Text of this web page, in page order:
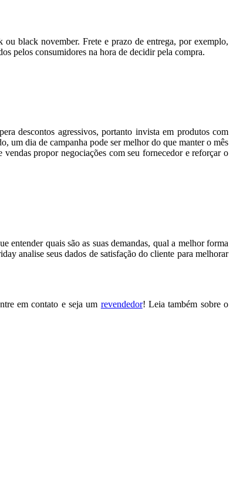
black november. Frete e prazo de entrega, por exemplo,
pelos consumidores na hora de decidir pela compra.
descontos agressivos, portanto invista em produtos com
um dia de campanha pode ser melhor do que manter o mês
propor negociações com seu fornecedor e reforçar o
entender quais são as suas demandas, qual a melhor forma
analise seus dados de satisfação do cliente para melhorar
em contato e seja um revendedor! Leia também sobre o